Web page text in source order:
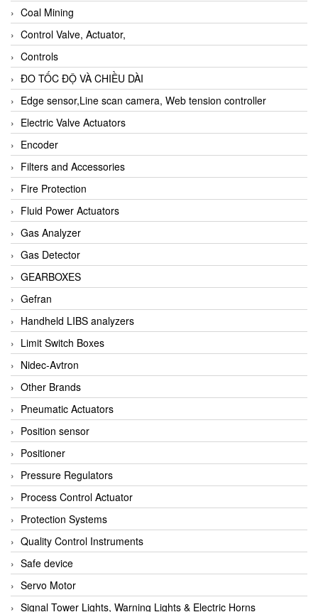
Coal Mining
Control Valve, Actuator,
Controls
ĐO TỐC ĐỘ VÀ CHIỀU DÀI
Edge sensor,Line scan camera, Web tension controller
Electric Valve Actuators
Encoder
Filters and Accessories
Fire Protection
Fluid Power Actuators
Gas Analyzer
Gas Detector
GEARBOXES
Gefran
Handheld LIBS analyzers
Limit Switch Boxes
Nidec-Avtron
Other Brands
Pneumatic Actuators
Position sensor
Positioner
Pressure Regulators
Process Control Actuator
Protection Systems
Quality Control Instruments
Safe device
Servo Motor
Signal Tower Lights, Warning Lights & Electric Horns